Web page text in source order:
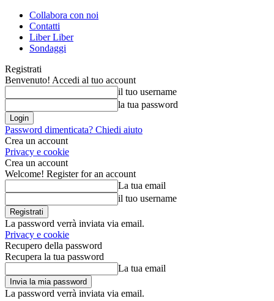
Collabora con noi
Contatti
Liber Liber
Sondaggi
Registrati
Benvenuto! Accedi al tuo account
il tuo username
la tua password
Password dimenticata? Chiedi aiuto
Crea un account
Privacy e cookie
Crea un account
Welcome! Register for an account
La tua email
il tuo username
La password verrà inviata via email.
Privacy e cookie
Recupero della password
Recupera la tua password
La tua email
La password verrà inviata via email.